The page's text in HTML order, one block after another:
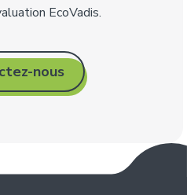
EcoVadis.
nous